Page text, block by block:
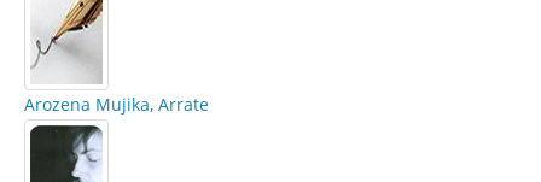
Arozena Mujika, Arrate